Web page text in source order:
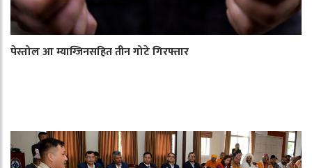
पेस्तोल आ म्याग्जिनसहित तीन गोटे गिरफ्तार